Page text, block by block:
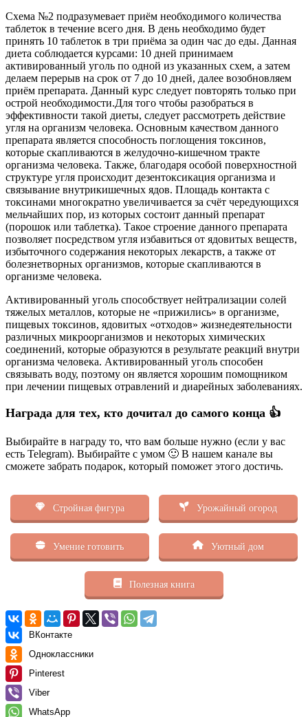
Схема №2 подразумевает приём необходимого количества
таблеток в течение всего дня. В день необходимо будет
принять 10 таблеток в три приёма за один час до еды. Данная
диета соблюдается курсами: 10 дней принимаем
активированный уголь по одной из указанных схем, а затем
делаем перерыв на срок от 7 до 10 дней, далее возобновляем
приём препарата. Данный курс следует повторять только при
острой необходимости.Для того чтобы разобраться в
эффективности такой диеты, следует рассмотреть действие
угля на организм человека. Основным качеством данного
препарата является способность поглощения токсинов,
которые скапливаются в желудочно-кишечном тракте
организма человека. Также, благодаря особой поверхностной
структуре угля происходит дезентоксикация организма и
связывание внутрикишечных ядов. Площадь контакта с
токсинами многократно увеличивается за счёт чередующихся
мельчайших пор, из которых состоит данный препарат
(порошок или таблетка). Такое строение данного препарата
позволяет посредством угля избавиться от ядовитых веществ,
избыточного содержания некоторых лекарств, а также от
болезнетворных организмов, которые скапливаются в
организме человека.
Активированный уголь способствует нейтрализации солей
тяжелых металлов, которые не «прижились» в организме,
пищевых токсинов, ядовитых «отходов» жизнедеятельности
различных микроорганизмов и некоторых химических
соединений, которые образуются в результате реакций внутри
организма человека. Активированный уголь способен
связывать воду, поэтому он является хорошим помощником
при лечении пищевых отравлений и диарейных заболеваниях.
Награда для тех, кто дочитал до самого конца 👍
Выбирайте в награду то, что вам больше нужно (если у вас
есть Telegram). Выбирайте с умом 🙂 В нашем канале вы
сможете забрать подарок, который поможет этого достичь.
Стройная фигура Урожайный огород
Умение готовить Уютный дом
Полезная книга
ВКонтакте
Одноклассники
Pinterest
Viber
WhatsApp